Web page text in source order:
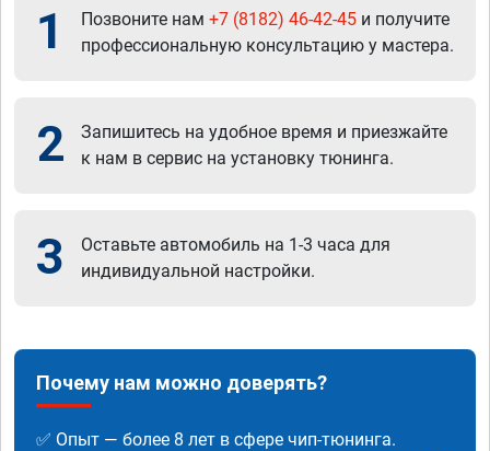
1 Позвоните нам +7 (8182) 46-42-45 и получите
профессиональную консультацию у мастера.
2
Запишитесь на удобное время и приезжайте
к нам в сервис на установку тюнинга.
3
Оставьте автомобиль на 1-3 часа для
индивидуальной настройки.
Почему нам можно доверять?
✅ Опыт — более 8 лет в сфере чип-тюнинга.